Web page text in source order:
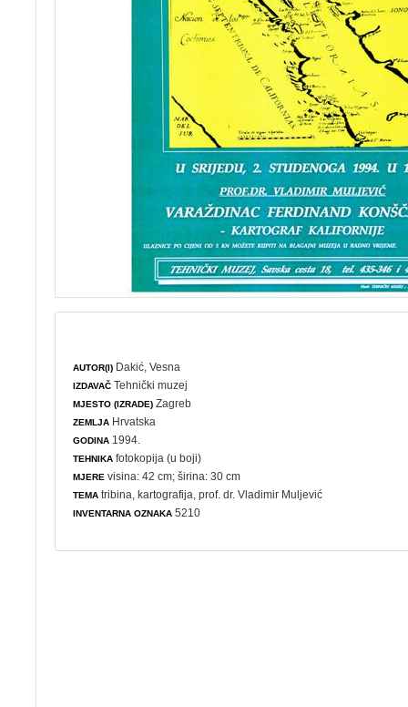
AUTOR(I) Dakić, Vesna
IZDAVAČ Tehnički muzej
MJESTO (IZRADE) Zagreb
ZEMLJA Hrvatska
GODINA 1994.
TEHNIKA fotokopija (u boji)
MJERE visina: 42 cm; širina: 30 cm
TEMA tribina ,kartografija , prof. dr. Vladimir Muljević
INVENTARNA OZNAKA 5210